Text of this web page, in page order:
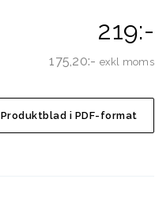
219:-
175,20:-exkl moms
Produktblad i PDF-format